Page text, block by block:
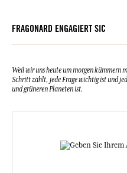
FRAGONARD ENGAGIERT SIC
Weil wir uns heute um morgen kümmern
Schritt zählt, jede Frage wichtig ist und
und grüneren Planeten ist.